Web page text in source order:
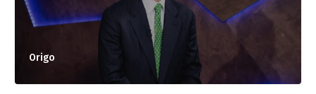
Origo